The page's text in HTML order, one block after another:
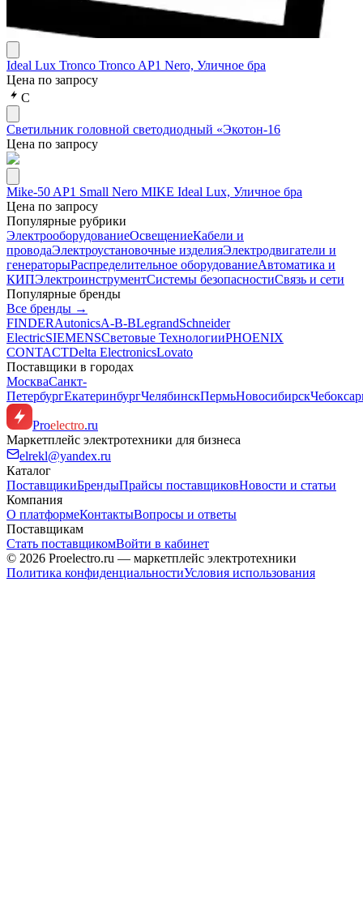
Ideal Lux Tronco Tronco AP1 Nero, Уличное бра
Цена по запросу
С
Светильник головной светодиодный «Экотон-16
Цена по запросу
Mike-50 AP1 Small Nero MIKE Ideal Lux, Уличное бра
Цена по запросу
Популярные рубрики
ЭлектрооборудованиеОсвещениеКабели и
проводаЭлектроустановочные изделияЭлектродвигатели и
генераторыРаспределительное оборудованиеАвтоматика и
КИПЭлектроинструментСистемы безопасностиСвязь и сети
Популярные бренды
Все бренды →
FINDERAutonicsA-B-BLegrandSchneider
ElectricSIEMENSСветовые ТехнологииPHOENIX
CONTACTDelta ElectronicsLovato
Поставщики в городах
МоскваСанкт-
ПетербургЕкатеринбургЧелябинскПермьНовосибирск
Proelectro.ru
Маркетплейс электротехники для бизнеса
elrekl@yandex.ru
Каталог
ПоставщикиБрендыПрайсы поставщиковНовости и статьи
Компания
О платформеКонтактыВопросы и ответы
Поставщикам
Стать поставщикомВойти в кабинет
© 2026 Proelectro.ru — маркетплейс электротехники
Политика конфиденциальностиУсловия использования